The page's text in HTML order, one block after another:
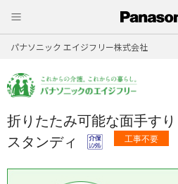
パナソニック エイジフリー株式会社
折りたたみ可能な面手すり
スタンディ
工事不要